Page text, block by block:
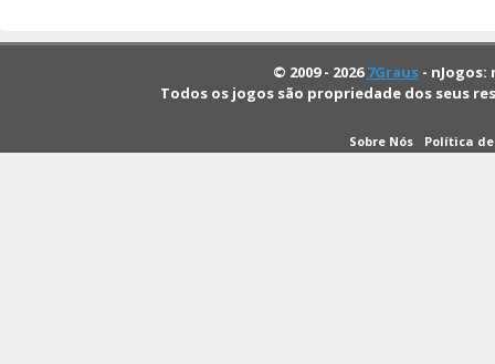
© 2009 - 20267Graus -
Todos os jogos são propriedade dos seus
Sobre Nós Política